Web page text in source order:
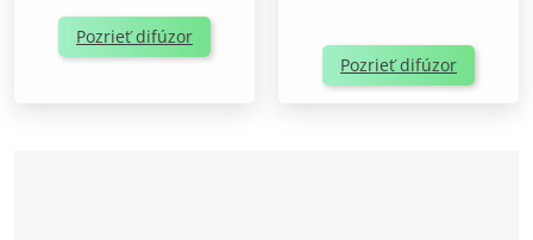
Pozrieť difúzor
Pozrieť difúzor